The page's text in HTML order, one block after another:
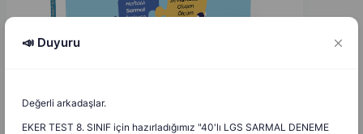
📣 Duyuru
Değerli arkadaşlar.
EKER TEST 8. SINIF için hazırladığımız "40'lı LGS SARMAL DENEME